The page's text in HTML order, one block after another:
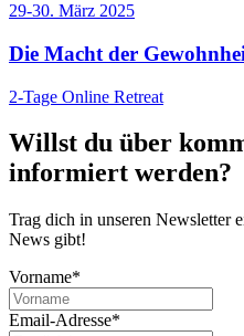
29-30. März 2025
Die Macht der
2-Tage Online Retreat
Willst du über
informiert werden?
Trag dich in unseren Newsletter
News gibt!
Vorname*
Email-Adresse*